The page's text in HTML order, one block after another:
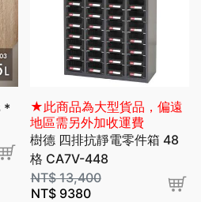
*
★此商品為大型貨品，偏遠
地區需另外加收運費
樹德 四排抗靜電零件箱 48
格 CA7V-448
NT$13,400
NT$9380